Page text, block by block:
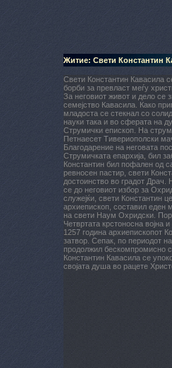
Житие: Свети Константин
Свети Константин Кавасила
борби за превласт меѓу
За неговиот живот и дело се
семејство Кавасила. Како
младоста се стекнал со
науки така и во сферата на
Струмички епископ. На
Петнаесет Тивериополски
Благодарение на неговата
Струмичката епархија, бил
Константин бил пофален од
ревносен пастир, свети
достоинство во градот Драч.
сe до неговиот избор за
служејќи, свети Константин
архиепископ, составил еден
на свети Наум Охридски.
Четвртата крстоносна војна
1257 година архиепископот
затвор. Сепак, по периодот
продолжил бескомпромисно
Константин Кавасила се
својата душа во рацете